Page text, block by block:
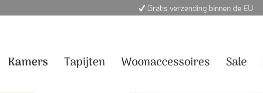
Gratis verzending binnen de EU
Kamers Tapijten Woonaccessoires Sale